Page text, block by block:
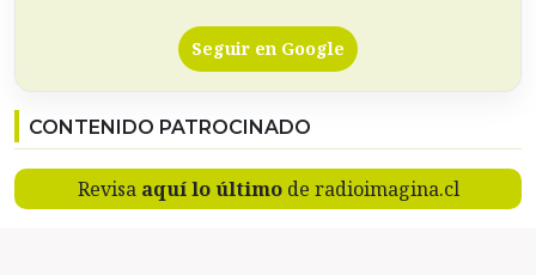
Seguir en Google
CONTENIDO PATROCINADO
Revisa aquí lo últimode radioimagina.cl